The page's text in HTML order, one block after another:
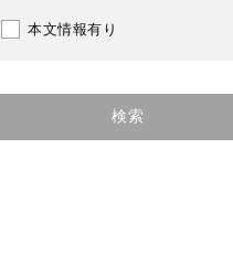
本文情報有り
検索